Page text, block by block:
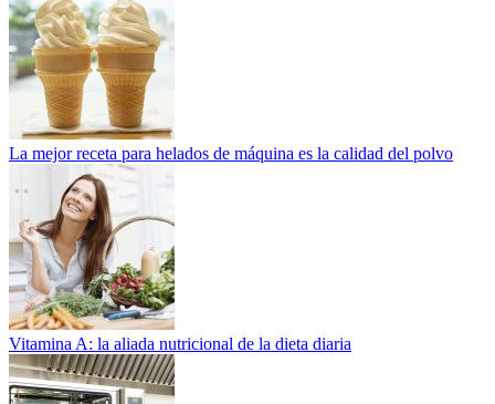
La mejor receta para helados de máquina es la calidad del polvo
Vitamina A: la aliada nutricional de la dieta diaria